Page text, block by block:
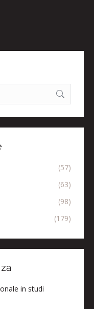
(57)
(63)
(98)
(179)
in studi